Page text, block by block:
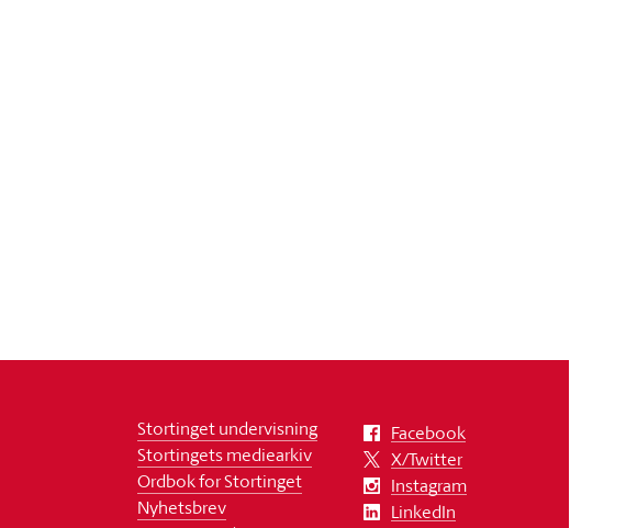
Stortinget undervisning
Stortingets mediearkiv
Ordbok for Stortinget
Nyhetsbrev
Facebook
X/Twitter
Instagram
LinkedIn